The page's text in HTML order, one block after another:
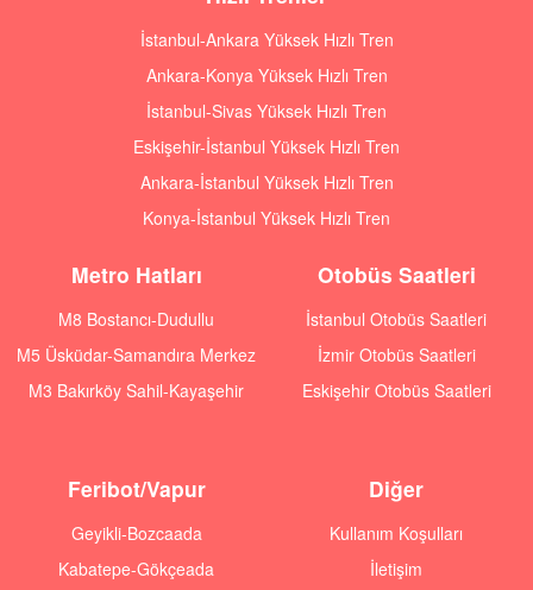
İstanbul-Ankara Yüksek Hızlı Tren
Ankara-Konya Yüksek Hızlı Tren
İstanbul-Sivas Yüksek Hızlı Tren
Eskişehir-İstanbul Yüksek Hızlı Tren
Ankara-İstanbul Yüksek Hızlı Tren
Konya-İstanbul Yüksek Hızlı Tren
Metro Hatları
M8 Bostancı-Dudullu
M5 Üsküdar-Samandıra Merkez
M3 Bakırköy Sahil-Kayaşehir
Otobüs Saatleri
İstanbul Otobüs Saatleri
İzmir Otobüs Saatleri
Eskişehir Otobüs Saatleri
Feribot/Vapur
Geyikli-Bozcaada
Kabatepe-Gökçeada
Diğer
Kullanım Koşulları
İletişim